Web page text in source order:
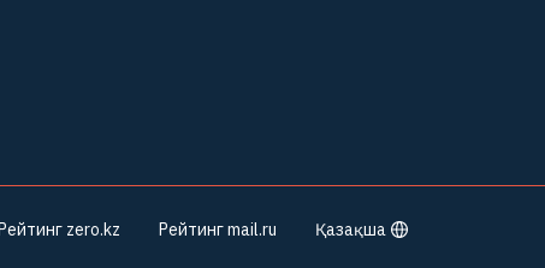
zero.kz Рейтинг mail.ru Қазақша